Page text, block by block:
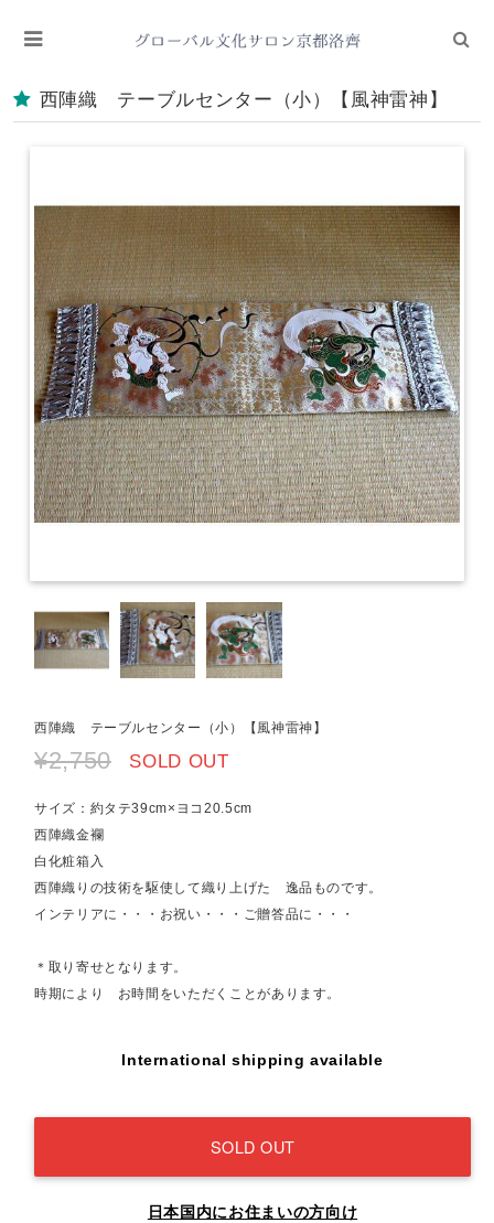
西陣織 テーブルセンター（小）【風神雷神】
西陣織 テーブルセンター（小）【風神雷神】
¥2,750 SOLD OUT
サイズ：約タテ39cm×ヨコ20.5cm
西陣織金襴
白化粧箱入
西陣織りの技術を駆使して織り上げた 逸品ものです。
インテリアに・・・お祝い・・・ご贈答品に・・・
＊取り寄せとなります。
時期により お時間をいただくことがあります。
International shipping available
SOLD OUT
日本国内にお住まいの方向け